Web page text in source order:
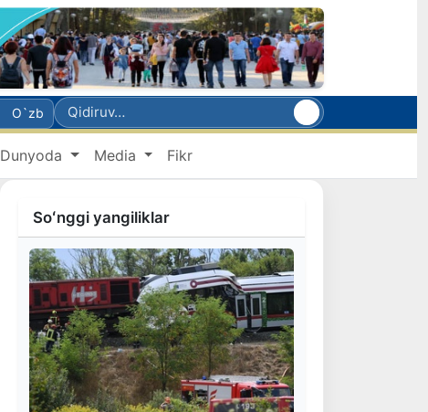
O`zb
Dunyoda Media Fikr
Soʻnggi yangiliklar